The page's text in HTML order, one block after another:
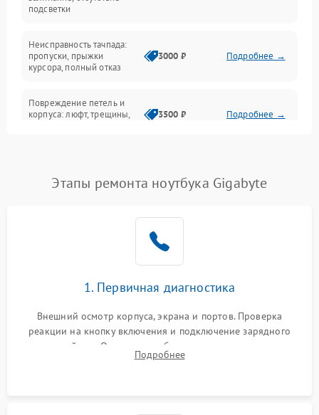
Батарея
Сеть и интернет
подсветки
Неисправность тачпада:
пропуски, прыжки
курсора, полный отказ
3000 ₽ Подробнее →
Повреждение петель и
корпуса: люфт, трещины,
3500 ₽ Подробнее →
невозможность зарядки,
2500 ₽ Подробнее →
2000 ₽
Перегрев из‑за пыли,
неисправности кулера
Выход из строя SSD или
HDD: медленная загрузка,
Этапы ремонта ноутбука Gigabyte
1. Первичная диагностика
Внешний осмотр корпуса, экрана и портов. Проверка
реакции на кнопку включения и подключение зарядного
устройства. Оценка потребления тока с помощью
лабораторного блока питания для локализации проблемы.
Подробнее